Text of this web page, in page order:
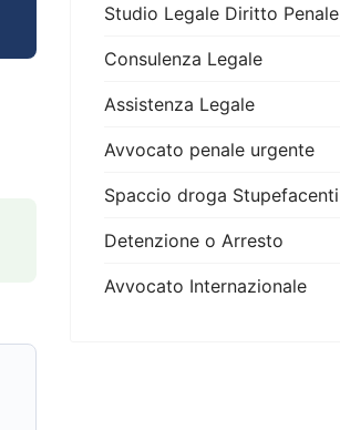
Studio Legale Diritto Penale
Consulenza Legale
Assistenza Legale
Avvocato penale urgente
Spaccio droga Stupefacenti
Detenzione o Arresto
Avvocato Internazionale